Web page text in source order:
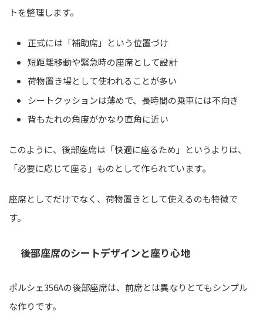
トを整理します。
正式には「補助席」という位置づけ
短距離移動や緊急時の座席として設計
荷物置き場として使われることが多い
シートクッションは薄めで、長時間の乗車には不向き
背もたれの角度がかなり直角に近い
このように、後部座席は「快適に座るため」というよりは、
「必要に応じて座る」ものとして作られています。
座席としてだけでなく、荷物置きとして使えるのも特徴で
す。
後部座席のシートデザインと座り心地
ポルシェ356Aの後部座席は、前席とは異なりとてもシンプル
な作りです。